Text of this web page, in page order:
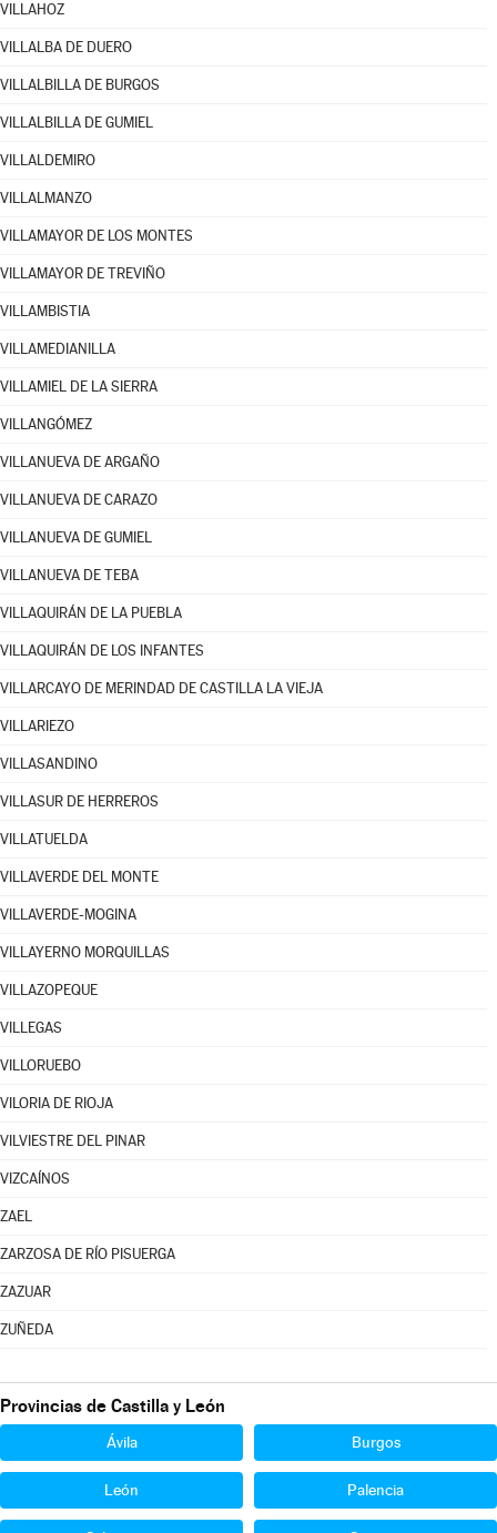
VILLAHOZ
VILLALBA DE DUERO
VILLALBILLA DE BURGOS
VILLALBILLA DE GUMIEL
VILLALDEMIRO
VILLALMANZO
VILLAMAYOR DE LOS MONTES
VILLAMAYOR DE TREVIÑO
VILLAMBISTIA
VILLAMEDIANILLA
VILLAMIEL DE LA SIERRA
VILLANGÓMEZ
VILLANUEVA DE ARGAÑO
VILLANUEVA DE CARAZO
VILLANUEVA DE GUMIEL
VILLANUEVA DE TEBA
VILLAQUIRÁN DE LA PUEBLA
VILLAQUIRÁN DE LOS INFANTES
VILLARCAYO DE MERINDAD DE CASTILLA LA VIEJA
VILLARIEZO
VILLASANDINO
VILLASUR DE HERREROS
VILLATUELDA
VILLAVERDE DEL MONTE
VILLAVERDE-MOGINA
VILLAYERNO MORQUILLAS
VILLAZOPEQUE
VILLEGAS
VILLORUEBO
VILORIA DE RIOJA
VILVIESTRE DEL PINAR
VIZCAÍNOS
ZAEL
ZARZOSA DE RÍO PISUERGA
ZAZUAR
ZUÑEDA
Provincias de Castilla y León
Ávila Burgos
León Palencia